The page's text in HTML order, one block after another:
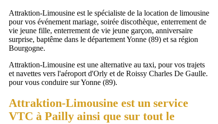
Attraktion-Limousine est le spécialiste de la location de limousine
pour vos événement mariage, soirée discothèque, enterrement de
vie jeune fille, enterrement de vie jeune garçon, anniversaire
surprise, baptême dans le département Yonne (89) et sa région
Bourgogne.
Attraktion-Limousine est une alternative au taxi, pour vos trajets
et navettes vers l'aéroport d'Orly et de Roissy Charles De Gaulle.
pour vous conduire sur Yonne (89).
Attraktion-Limousine est un service
VTC à Pailly ainsi que sur tout le